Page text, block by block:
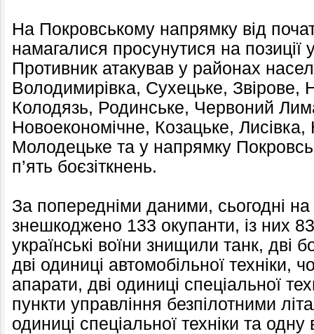
На Покровському напрямку від
намагалися просунутися на позиції
Противник атакував у районах
Володимирівка, Сухецьке, Звірове,
Колодязь, Родинське, Червоний
Новоекономічне, Козацьке,
Молодецьке та у напрямку
п’ять боєзіткнень.
За попередніми даними, сьогодні
знешкоджено 133 окупанти, із них
українські воїни знищили танк, дві
дві одиниці автомобільної техніки,
апарати, дві одиниці спеціальної
пункти управління безпілотними
одиниці спеціальної техніки та